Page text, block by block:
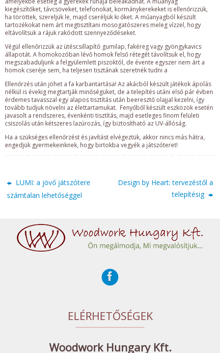
kiegészítőket, távcsöveket, telefonokat, kormánykerekeket is ellenőrizzük,
ha töröttek, szereljük le, majd cseréljük ki őket. A műanyagból készült
tartozékokat nem árt megtisztítani mosogatószeres meleg vízzel, hogy
eltávolítsuk a rájuk rakódott szennyeződéseket.
Végül ellenőrizzük az ütéscsillapító gumilap, fakéreg vagy gyöngykavics
állapotát. A homokozóban lévő homok felső rétegét távolítsuk el, hogy
megszabaduljunk a felgyülemlett piszoktól, de évente egyszer nem árt a
homok cseréje sem, ha teljesen tisztának szeretnék tudni a
Ellenőrzés után jöhet a fa karbantartása! Az akácból készült játékok ápolás
nélkül is évekig megtartják minőségüket, de a telepítés utáni első pár évben
érdemes tavasszal egy alapos tisztítás után beeresztő olajjal kezelni, így
tovább tudjuk növelni az élettartamukat. Fenyőből készült eszközök esetén
javasolt a rendszeres, évenkénti tisztítás, majd esetleges finom felületi
csiszolás után kétszeres lazúrozás, így biztosítható az UV-állóság.
Ha a szükséges ellenőrzést és javítást elvégeztük, akkor nincs más hátra,
engedjük gyermekeinknek, hogy birtokba vegyék a játszóteret!
LUMI: a jövő játszótere
számtalan lehetőséggel
Design by Heart: tervezéstől a
telepítésig
ELÉRHETŐSÉGEK
Woodwork Hungary Kft.